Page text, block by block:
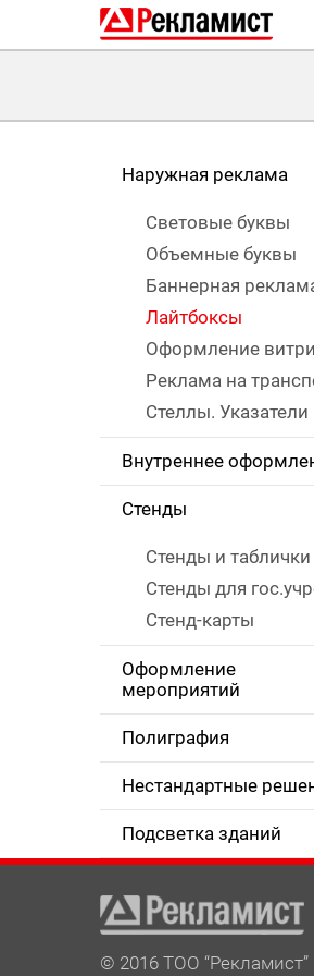
Наружная реклама
Световые буквы
Объемные буквы
Баннерная
Лайтбоксы
Оформление
Реклама на
Стеллы. Указатели
Внутреннее
Стенды
Стенды и таблички
Стенды для
Стенд-карты
Оформление
мероприятий
Полиграфия
Нестандартные
Подсветка зданий
© 2016 ТОО “Рекламист”